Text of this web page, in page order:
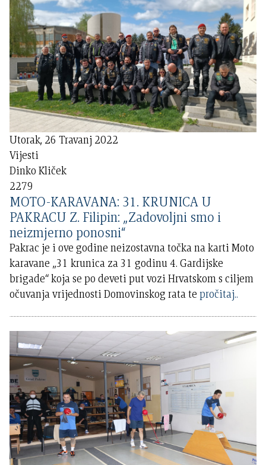
Utorak, 26 Travanj 2022
Vijesti
Dinko Kliček
2279
MOTO-KARAVANA: 31. KRUNICA U
PAKRACU Z. Filipin: „Zadovoljni smo i
neizmjerno ponosni“
Pakrac je i ove godine neizostavna točka na karti Moto
karavane „31 krunica za 31 godinu 4. Gardijske
brigade“ koja se po deveti put vozi Hrvatskom s ciljem
očuvanja vrijednosti Domovinskog rata tepročitaj..